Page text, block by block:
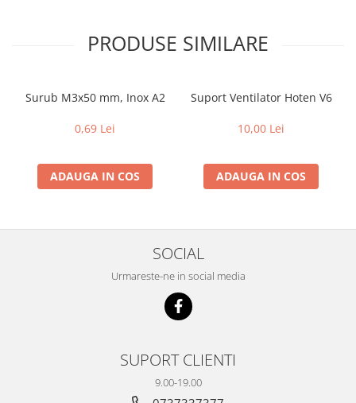
PRODUSE SIMILARE
Surub M3x50 mm, Inox A2
0,69 Lei
ADAUGA IN COS
Suport Ventilator Hoten V6
10,00 Lei
ADAUGA IN COS
SOCIAL
Urmareste-ne in social media
SUPORT CLIENTI
9.00-19.00